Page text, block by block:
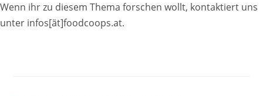
Wenn ihr zu diesem Thema forschen wollt, kontaktiert uns
unter infos[ät]foodcoops.at.